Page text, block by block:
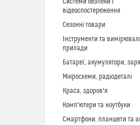
відеоспостереження
Сезонні товари
Інструменти та
прилади
Батареї, акумулятори,
Мікросхеми, радіодеталі
Краса, здоров'я
Комп'ютери та ноутбуки
Смартфони, планшети та